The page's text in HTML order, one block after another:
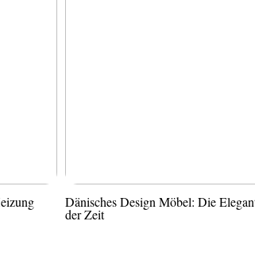
Dänisches Design Möbel: Die
der Zeit